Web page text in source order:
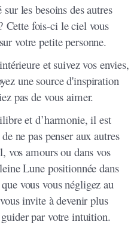
les besoins des autres
Cette fois-ci le ciel vous
votre petite personne.
et suivez vos envies,
une source d'inspiration
pas de vous aimer.
et d’harmonie, il est
ne pas penser aux autres
vos amours ou dans vos
Lune positionnée dans
vous vous négligez au
invite à devenir plus
par votre intuition.